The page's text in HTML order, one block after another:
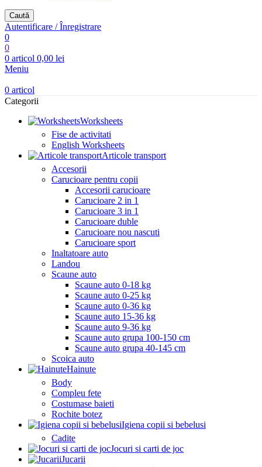
Caută
Autentificare / Înregistrare
0
0
0 articol 0,00 lei
Meniu
0 articol
Categorii
Worksheets
Fise de activitati
English Worksheets
Articole transport
Accesorii
Carucioare pentru copii
Accesorii carucioare
Carucioare 2 in 1
Carucioare 3 in 1
Carucioare duble
Carucioare nou nascuti
Carucioare sport
Inaltatoare auto
Landou
Scaune auto
Scaune auto 0-18 kg
Scaune auto 0-25 kg
Scaune auto 0-36 kg
Scaune auto 15-36 kg
Scaune auto 9-36 kg
Scaune auto grupa 100-150 cm
Scaune auto grupa 40-145 cm
Scoica auto
Hainute
Body
Compleu fete
Costumase baieti
Rochite botez
Igiena copii si bebelusi
Cadite
Jocuri si carti de joc
Jucarii